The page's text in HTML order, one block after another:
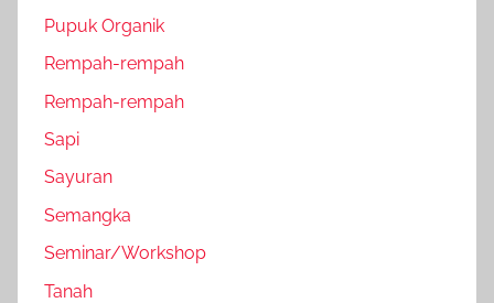
Pupuk Organik
Rempah-rempah
Rempah-rempah
Sapi
Sayuran
Semangka
Seminar/Workshop
Tanah